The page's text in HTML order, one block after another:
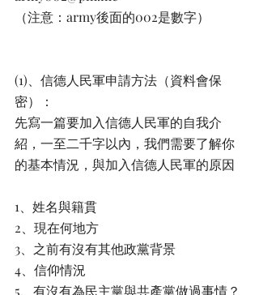
（注意：army後面的002是數字）
(1)、信德人民軍申請方法（資料會保
密）：
先寫一篇要加入信德人民軍的自我介
紹，一至二千字以內，我們需要了解你
的基本情況，與加入信德人民軍的原因
1、姓名與籍貫
2、現在何地方
3、之前有沒有其他政黨背景
4、信仰情況
5、有沒有為民主黨與共產黨做過事情？